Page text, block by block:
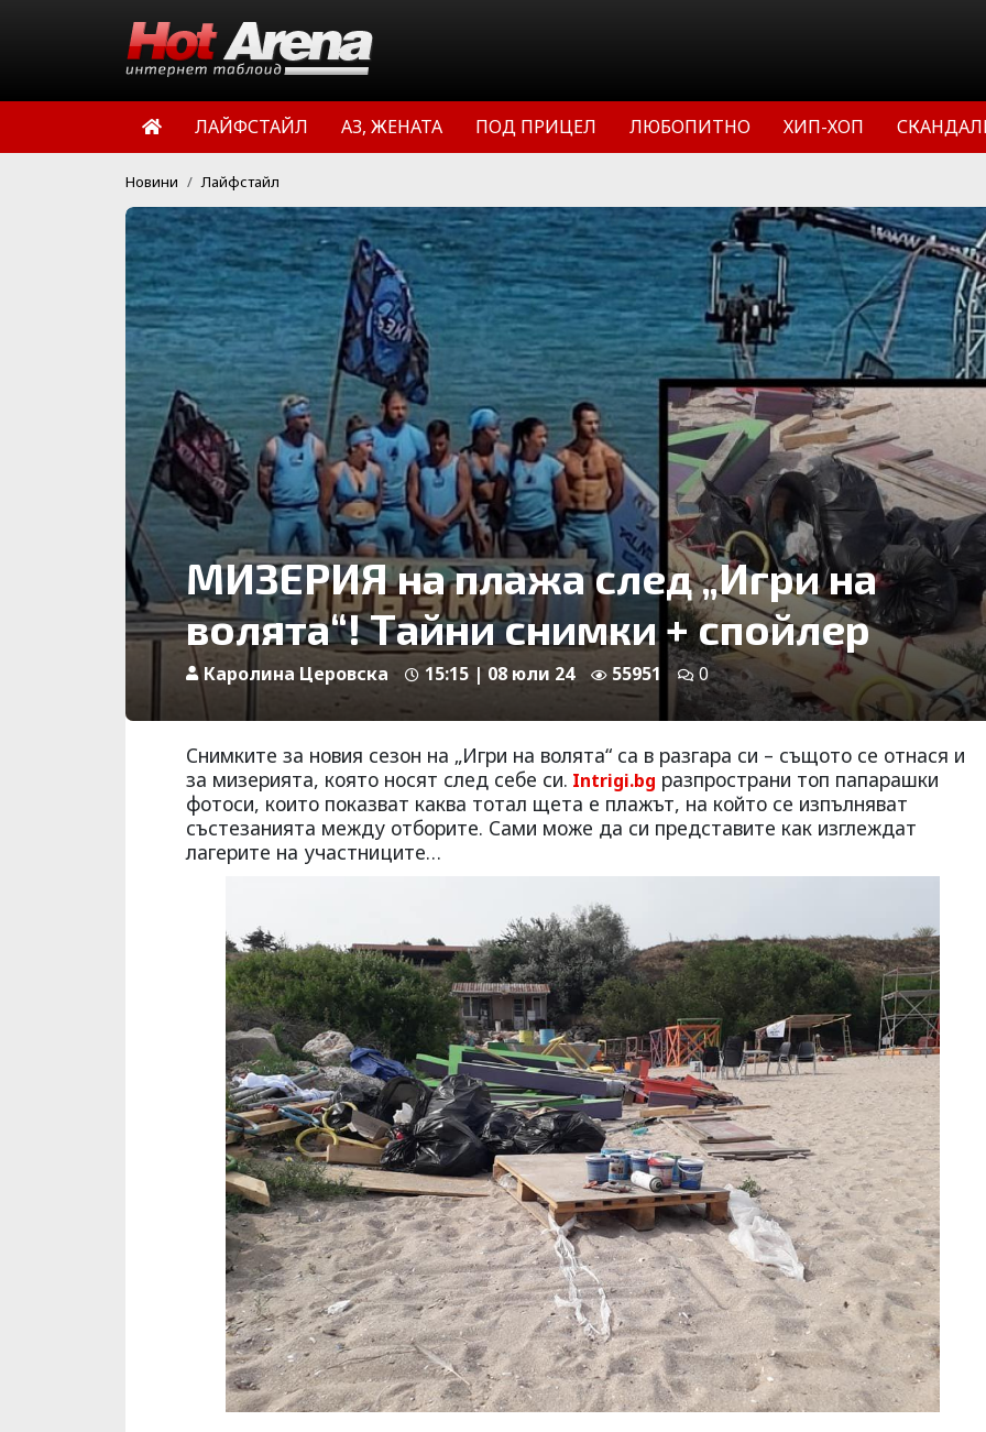
ЛАЙФСТАЙЛ АЗ, ЖЕНАТА ПОД ПРИЦЕЛ ЛЮБОПИТНО ХИП-ХОП
Новини Лайфстайл
МИЗЕРИЯ на плажа след „Игри на
волята“! Тайни снимки + спойлер
Каролина Церовска 15:15 | 08 юли 24 55951 0
Снимките за новия сезон на „Игри на волята“ са в разгара си – същото се отнася и
за мизерията, която носят след себе си. Intrigi.bg разпространи топ папарашки
фотоси, които показват каква тотал щета е плажът, на който се изпълняват
състезанията между отборите. Сами може да си представите как изглеждат
лагерите на участниците…